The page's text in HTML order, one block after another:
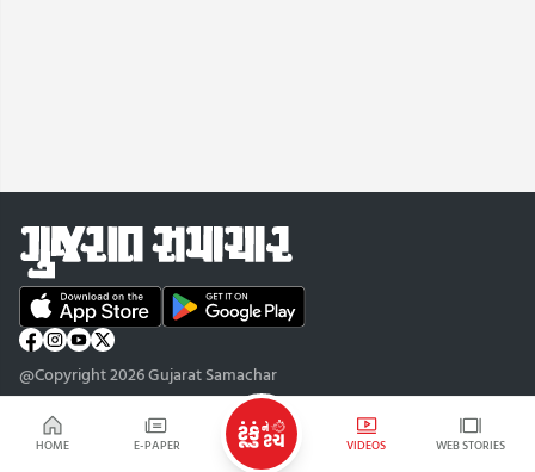
HOME E-PAPER VIDEOS WEB STORIES
@Copyright 2026 Gujarat Samachar